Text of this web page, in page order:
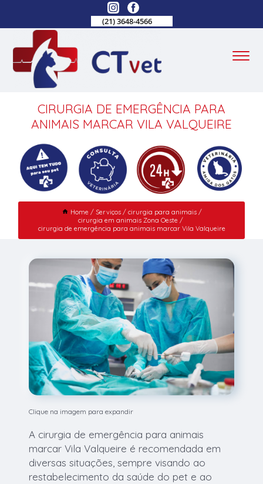
(21) 3648-4566
CIRURGIA DE EMERGÊNCIA PARA
ANIMAIS MARCAR VILA VALQUEIRE
Home Serviços
cirurgia para animais
cirurgia em animais Zona Oeste
cirurgia de emergência para animais marcar Vila Valqueire
Clique na imagem para expandir
A cirurgia de emergência para animais
marcar Vila Valqueire é recomendada em
diversas situações, sempre visando ao
restabelecimento da saúde do pet e ao